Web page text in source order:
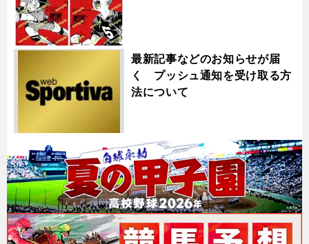
最新記事などのお知らせが届
く プッシュ通知を受け取る方
法について